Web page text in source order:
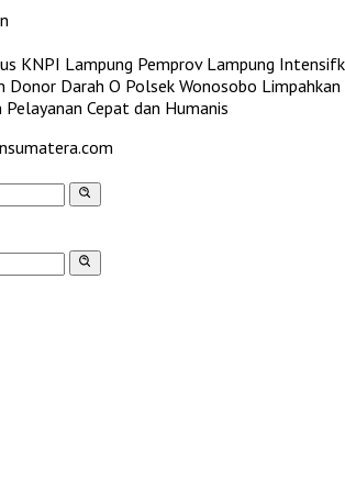
KNPI Lampung Pemprov Lampung
Donor Darah O Polsek Wonosobo
Pelayanan Cepat dan Humanis